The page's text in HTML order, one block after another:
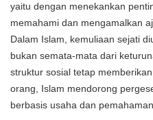
yaitu dengan menekankan
memahami dan mengamalkan
Dalam Islam, kemuliaan sejati
bukan semata-mata dari
struktur sosial tetap
orang, Islam mendorong
berbasis usaha dan